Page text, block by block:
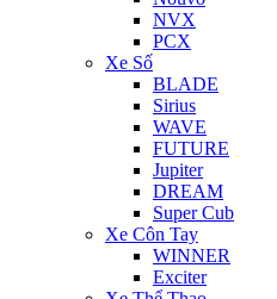
NVX
PCX
Xe Số
BLADE
Sirius
WAVE
FUTURE
Jupiter
DREAM
Super Cub
Xe Côn Tay
WINNER
Exciter